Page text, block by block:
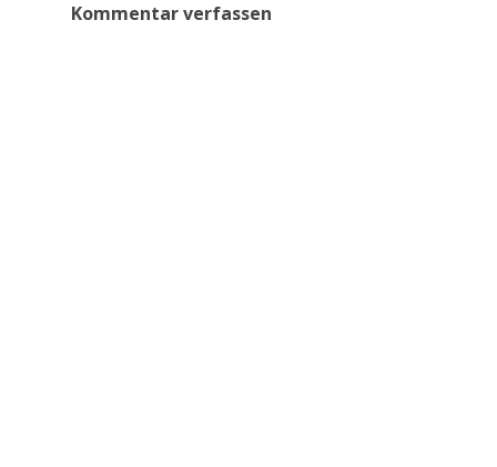
Kommentar verfassen